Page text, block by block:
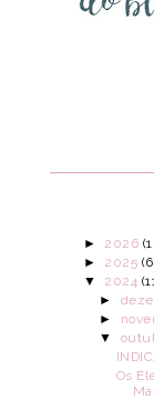
► 2026
► 2025
▼ 2024
►
►
▼
Os